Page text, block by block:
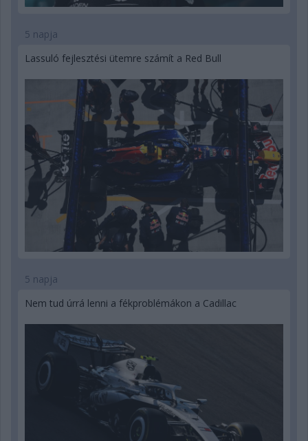
5 napja
Lassuló fejlesztési ütemre számít a Red Bull
5 napja
Nem tud úrrá lenni a fékproblémákon a Cadillac